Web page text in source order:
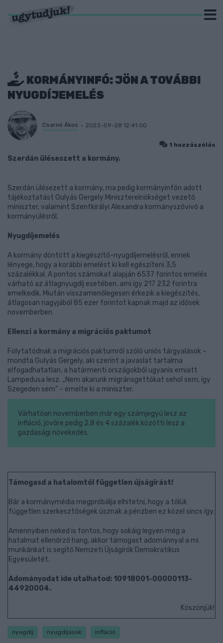
KORMÁNYINFÓ: JÖN A TOVÁBBI
NYUGDÍJEMELÉS
Csarnó Ákos 2023-09-28 12:41:00
1 hozzászólás
Szerdán üléseszett a kormány.
Szerdán ülésezett a kormány, ma pedig kormányinfón adott
tájékoztatást Gulyás Gergely Miniszterelnökséget vezető
miniszter, valamint Szentkirályi Alexandra kormányszóvivő a
kormányülésről.
Nyugdíjemelés
A kormány döntött a kiegészítő-nyugdíjemelésről, ennek
lényege, hogy a korábbi emelést ki kell egészíteni 3,5
százalékkal. A pontos számokat alapján 6537 forintos emelés
várható az átlagnyugdíj esetében, ami így 217 232 forintra
emelkedik. Miután visszamenőlegesen érkezik a kiegészítés,
átlagosan nagyjából 85 ezer forintot kapnak majd az idősek
novemberben
Ellenzi a kormány a migrációs paktumot
Folytatódnak a migrációs paktumról szóló uniós tárgyalások –
mondta Gulyás Gergely, aki szerint a javaslat tartalma
elfogadhatatlan, a határmenti országokból ugyanis emiatt
Lampedusa lesz. „Nem akarunk migránsgettókat sehol sem, így
Szegeden sem” – emelte ki a miniszter.
Várhatóan novemberben már egy számjegyű lesz az
infláció, jövőre pedig 2,8 és 4 százalék közötti lesz a
gazdasági növekedés.
Támogasd a hatalomtól független újságírást!
Bár a kormánymédia megpróbálja elhitetni, hogy a tőlük
független szerkesztőségek úsznak a pénzben ez közel sincs így.
Amennyiben neked is fontos, hogy sokáig legyen még a
hatalmat ellenőrző hang, akkor támogast adománnyal a mi
munkánkat is segítő Nemzeti Újságírók Demokratikus
Egyesületét.
Adományodat ide utalhatod: 10918001-00000113-
44920004.
Köszönjük!
nyugdíj nyugdíjasok infláció